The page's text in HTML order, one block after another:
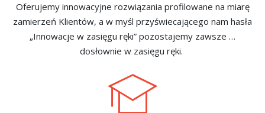
Oferujemy innowacyjne rozwiązania profilowane na miarę
zamierzeń Klientów, a w myśl przyświecającego nam hasła
„Innowacje w zasięgu ręki” pozostajemy zawsze …
dosłownie w zasięgu ręki.